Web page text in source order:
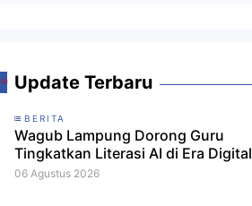
Update Terbaru
BERITA
Wagub Lampung Dorong Guru
Tingkatkan Literasi AI di Era Digital
06 Agustus 2026